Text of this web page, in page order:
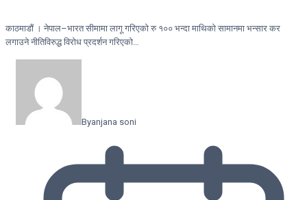
काठमाडौं । नेपाल–भारत सीमामा लागू गरिएको रु १०० भन्दा माथिको सामानमा भन्सार कर
लगाउने नीतिविरुद्ध विरोध प्रदर्शन गरिएको…
Byanjana soni